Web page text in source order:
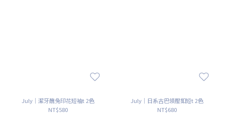
July｜潔牙醜兔印花短袖t 2色
NT$580
July｜日系古巴領壓釦短t 2色
NT$680